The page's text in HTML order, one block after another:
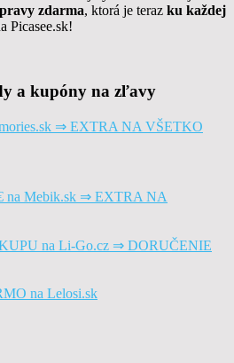
zdarma, ktorá je teraz ku každej
Picasee.sk!
a kupóny na zľavy
⇒ EXTRA NA VŠETKO
na Mebik.sk ⇒ EXTRA NA
na Li-Go.cz ⇒ DORUČENIE
na Lelosi.sk